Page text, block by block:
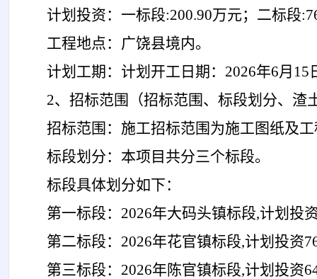
计划投资：一标段:200.90万元；二标段
工程地点：广饶县境内。
计划工期：计划开工日期： 2026年6月15
2、招标范围（招标范围、标段划分、渣
招标范围：施工招标范围为施工图纸及
标段划分：本项目共分三个标段。
标段具体划分如下：
第一标段： 2026年大码头镇标段,计划投
第二标段： 2026年花官镇标段,计划投资
第三标段： 2026年陈官镇标段,计划投资